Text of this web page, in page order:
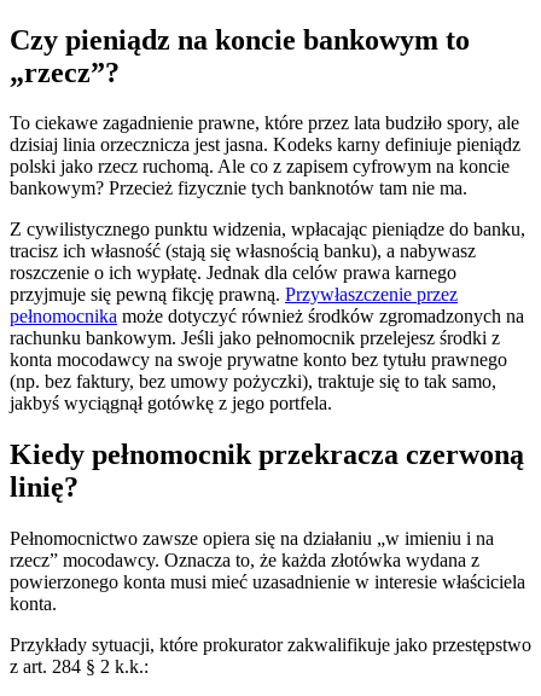
Czy pieniądz na koncie bankowym to
„rzecz”?
To ciekawe zagadnienie prawne, które przez lata budziło spory, ale
dzisiaj linia orzecznicza jest jasna. Kodeks karny definiuje pieniądz
polski jako rzecz ruchomą. Ale co z zapisem cyfrowym na koncie
bankowym? Przecież fizycznie tych banknotów tam nie ma.
Z cywilistycznego punktu widzenia, wpłacając pieniądze do banku,
tracisz ich własność (stają się własnością banku), a nabywasz
roszczenie o ich wypłatę. Jednak dla celów prawa karnego
przyjmuje się pewną fikcję prawną. Przywłaszczenie przez
pełnomocnika może dotyczyć również środków zgromadzonych na
rachunku bankowym. Jeśli jako pełnomocnik przelejesz środki z
konta mocodawcy na swoje prywatne konto bez tytułu prawnego
(np. bez faktury, bez umowy pożyczki), traktuje się to tak samo,
jakbyś wyciągnął gotówkę z jego portfela.
Kiedy pełnomocnik przekracza czerwoną
linię?
Pełnomocnictwo zawsze opiera się na działaniu „w imieniu i na
rzecz” mocodawcy. Oznacza to, że każda złotówka wydana z
powierzonego konta musi mieć uzasadnienie w interesie właściciela
konta.
Przykłady sytuacji, które prokurator zakwalifikuje jako przestępstwo
z art. 284 § 2 k.k.: